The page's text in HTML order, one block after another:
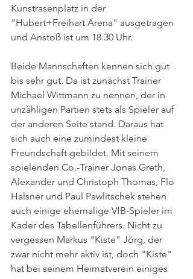
Kunstrasenplatz in der
"Hubert+Freihart Arena" ausgetragen
und Anstoß ist um 18.30 Uhr.
Beide Mannschaften kennen sich gut
bis sehr gut. Da ist zunächst Trainer
Michael Wittmann zu nennen, der in
unzähligen Partien stets als Spieler auf
der anderen Seite stand. Daraus hat
sich auch eine zumindest kleine
Freundschaft gebildet. Mit seinem
spielenden Co.-Trainer Jonas Greth,
Alexander und Christoph Thomas, Flo
Halsner und Paul Pawlitschek stehen
auch einige ehemalige VfB-Spieler im
Kader des Tabellenführers. Nicht zu
vergessen Markus "Kiste" Jörg, der
zwar nicht mehr aktiv ist, doch "Kiste"
hat bei seinem Heimatverein einiges